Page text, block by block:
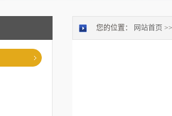
您的位置： 网站首页